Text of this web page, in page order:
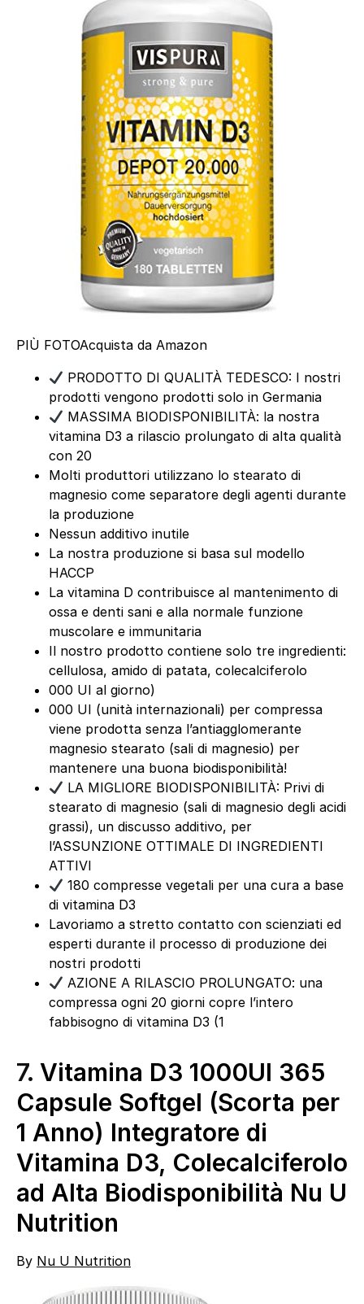
PIÙ FOTOAcquista da Amazon
PRODOTTO DI QUALITÀ TEDESCO: I nostri
prodotti vengono prodotti solo in Germania
MASSIMA BIODISPONIBILITÀ: la nostra
vitamina D3 a rilascio prolungato di alta qualità
con 20
Molti produttori utilizzano lo stearato di
magnesio come separatore degli agenti durante
la produzione
Nessun additivo inutile
La nostra produzione si basa sul modello
HACCP
La vitamina D contribuisce al mantenimento di
ossa e denti sani e alla normale funzione
muscolare e immunitaria
Il nostro prodotto contiene solo tre ingredienti:
cellulosa, amido di patata, colecalciferolo
000 UI al giorno)
000 UI (unità internazionali) per compressa
viene prodotta senza l’antiagglomerante
magnesio stearato (sali di magnesio) per
mantenere una buona biodisponibilità!
LA MIGLIORE BIODISPONIBILITÀ: Privi di
stearato di magnesio (sali di magnesio degli acidi
grassi), un discusso additivo, per
l’ASSUNZIONE OTTIMALE DI INGREDIENTI
ATTIVI
180 compresse vegetali per una cura a base
di vitamina D3
Lavoriamo a stretto contatto con scienziati ed
esperti durante il processo di produzione dei
nostri prodotti
AZIONE A RILASCIO PROLUNGATO: una
compressa ogni 20 giorni copre l’intero
fabbisogno di vitamina D3 (1
7. Vitamina D3 1000UI 365
Capsule Softgel (Scorta per
1 Anno) Integratore di
Vitamina D3, Colecalciferolo
ad Alta Biodisponibilità Nu U
Nutrition
By Nu U Nutrition